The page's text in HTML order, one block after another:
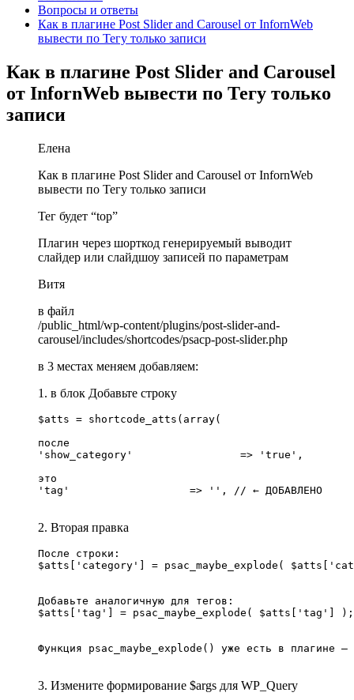
Вопросы и ответы
Как в плагине Post Slider and Carousel от InfornWeb
вывести по Тегу только записи
Как в плагине Post Slider and Carousel
от InfornWeb вывести по Тегу только
записи
Елена
Как в плагине Post Slider and Carousel от InfornWeb
вывести по Тегу только записи
Тег будет “top”
Плагин через шорткод генерируемый выводит
слайдер или слайдшоу записей по параметрам
Витя
в файл
/public_html/wp-content/plugins/post-slider-and-
carousel/includes/shortcodes/psacp-post-slider.php
в 3 местах меняем добавляем:
1. в блок Добавьте строку
$atts = shortcode_atts(array(
после
'show_category' 		=> 'true',
это
'tag'                   => '', // ← ДОБАВЛЕНО
2. Вторая правка
После строки:
$atts['category'] = psac_maybe_explode(
Добавьте аналогичную для тегов:
$atts['tag'] = psac_maybe_explode( $atts['tag'] );
Функция psac_maybe_explode() уже есть в
3. Измените формирование $args для WP_Query